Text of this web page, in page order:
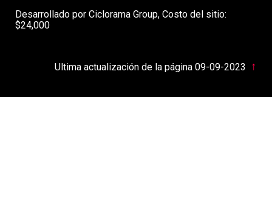
Desarrollado por Ciclorama Group, Costo del sitio:
$24,000
Ultima actualización de la página 09-09-2023 ↑